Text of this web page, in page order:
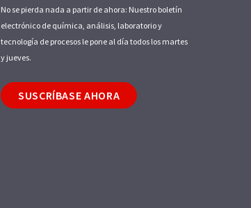
No se pierda nada a partir de ahora: Nuestro boletín
electrónico de química, análisis, laboratorio y
tecnología de procesos le pone al día todos los martes
y jueves.
SUSCRÍBASE AHORA